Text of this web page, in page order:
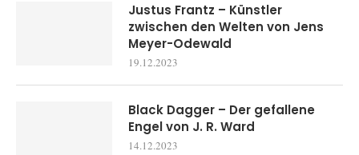
Justus Frantz – Künstler
zwischen den Welten von Jens
Meyer-Odewald
19.12.2023
Black Dagger – Der gefallene
Engel von J. R. Ward
14.12.2023